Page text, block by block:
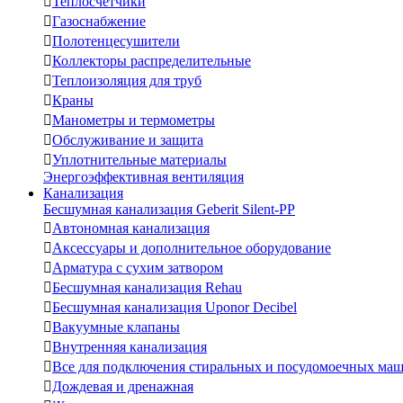
Газоснабжение
Полотенцесушители
Коллекторы распределительные
Теплоизоляция для труб
Краны
Манометры и термометры
Обслуживание и защита
Уплотнительные материалы
Энергоэффективная вентиляция
Канализация
Бесшумная канализация Geberit Silent-PP
Автономная канализация
Аксессуары и дополнительное оборудование
Арматура с сухим затвором
Бесшумная канализация Rehau
Бесшумная канализация Uponor Decibel
Вакуумные клапаны
Внутренняя канализация
Все для подключения стиральных и посудомоечных
Дождевая и дренажная